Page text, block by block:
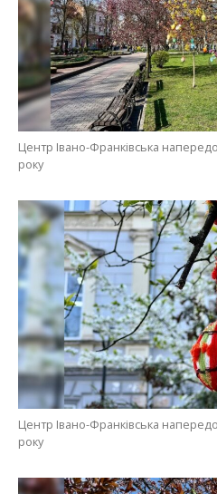
Центр Івано-Франківська
року
Центр Івано-Франківська
року